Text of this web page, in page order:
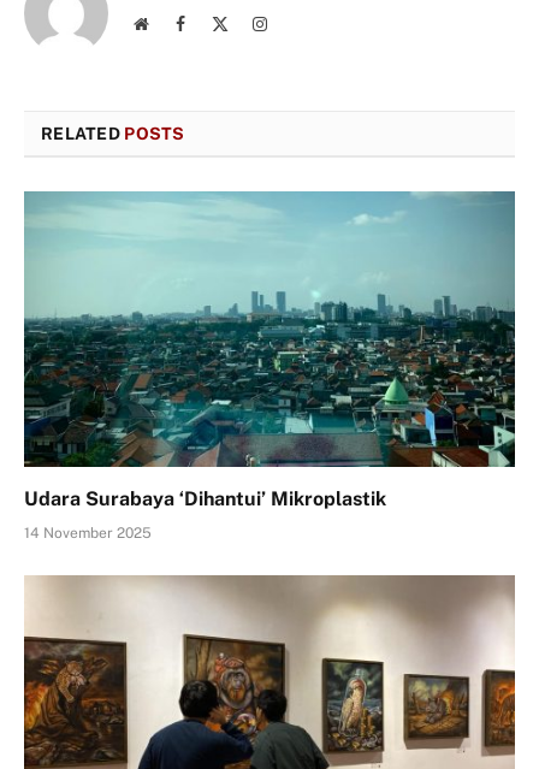
WebsiteFacebook Instagram
RELATED POSTS
Udara Surabaya ‘Dihantui’ Mikroplastik
14 November 2025